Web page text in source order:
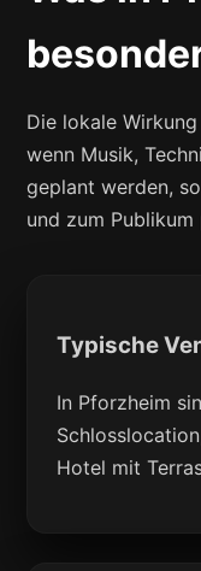
Die lokale
wenn Musik,
geplant werden,
und zum Publikum
Typische
In Pforzheim
Hotel mit